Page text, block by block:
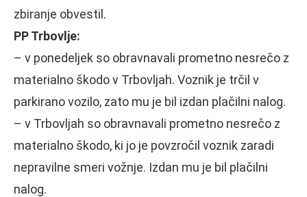
zbiranje obvestil.
PP Trbovlje:
– v ponedeljek so obravnavali prometno nesrečo z
materialno škodo v Trbovljah. Voznik je trčil v
parkirano vozilo, zato mu je bil izdan plačilni nalog.
– v Trbovljah so obravnavali prometno nesrečo z
materialno škodo, ki jo je povzročil voznik zaradi
nepravilne smeri vožnje. Izdan mu je bil plačilni
nalog.